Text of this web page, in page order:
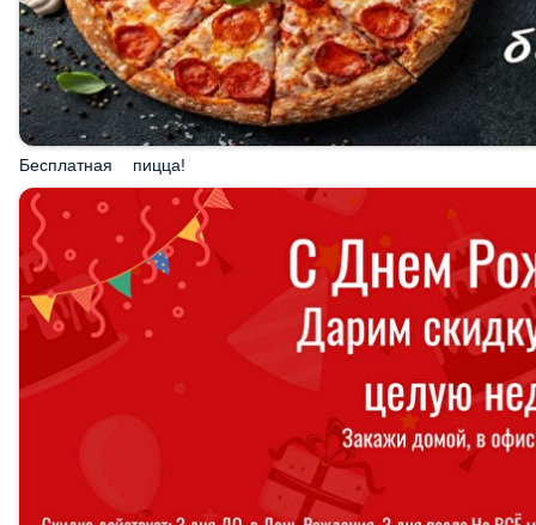
Бесплатная пицца!